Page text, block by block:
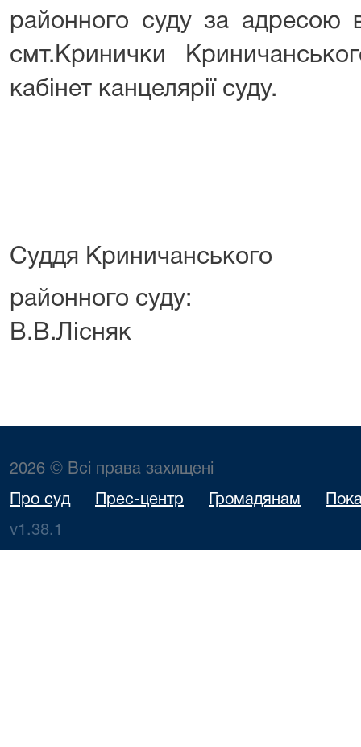
районного суду за адресою
смт.Кринички
кабінет канцелярії суду.
Суддя Криничанського
В.В.Лісняк
2026 © Всі права захищені
Про суд Прес-центр Громадянам
v1.38.1